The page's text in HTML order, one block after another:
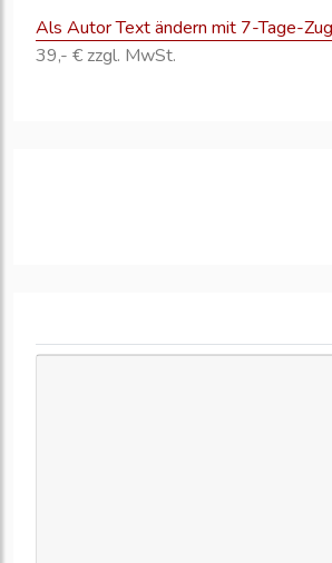
Als Autor Text ändern mit 7-Tage-
39,- € zzgl. MwSt.